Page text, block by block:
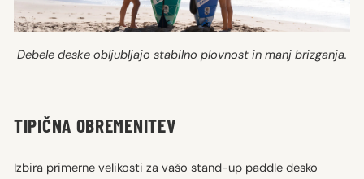
Debele deske obljubljajo stabilno plovnost in manj brizganja.
TIPIČNA OBREMENITEV
Izbira primerne velikosti za vašo stand-up paddle desko